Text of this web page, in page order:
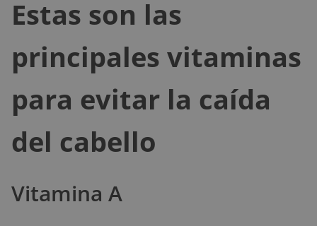
Estas son las
principales vitaminas
para evitar la caída
del cabello
Vitamina A